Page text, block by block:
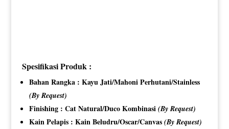
Spesifikasi Produk :
Bahan Rangka : Kayu Jati/Mahoni Perhutani/Stainless
(By Request)
Finishing : Cat Natural/Duco Kombinasi (By Request)
Kain Pelapis : Kain Beludru/Oscar/Canvas (By Request)